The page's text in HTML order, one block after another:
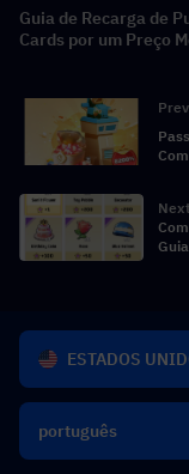
Guia de Recarga de
Cards por um Preço
Next
ESTADOS
português